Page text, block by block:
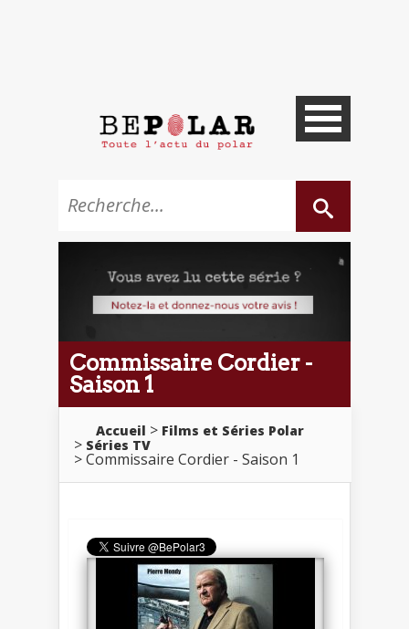
Commissaire Cordier -
Saison 1
Accueil
Films et Séries Polar
Séries TV
Commissaire Cordier - Saison 1